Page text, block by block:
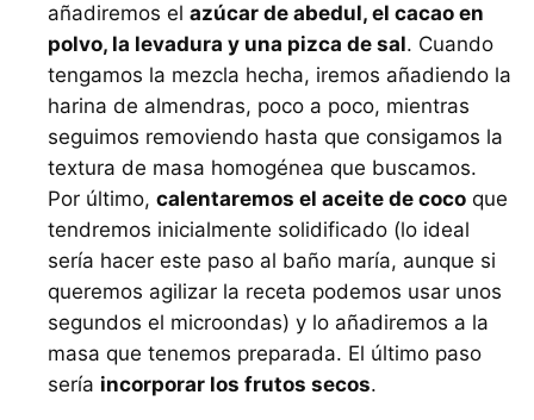
añadiremos el azúcar de abedul, el cacao en
polvo, la levadura y una pizca de sal. Cuando
tengamos la mezcla hecha, iremos añadiendo la
harina de almendras, poco a poco, mientras
seguimos removiendo hasta que consigamos la
textura de masa homogénea que buscamos.
Por último, calentaremos el aceite de coco que
tendremos inicialmente solidificado (lo ideal
sería hacer este paso al baño maría, aunque si
queremos agilizar la receta podemos usar unos
segundos el microondas) y lo añadiremos a la
masa que tenemos preparada. El último paso
sería incorporar los frutos secos.